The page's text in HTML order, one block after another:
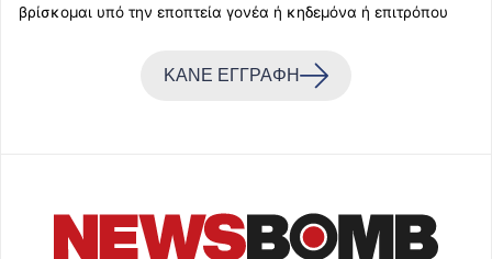
βρίσκομαι υπό την εποπτεία γονέα ή κηδεμόνα ή επιτρόπου
ΚΑΝΕ ΕΓΓΡΑΦΗ